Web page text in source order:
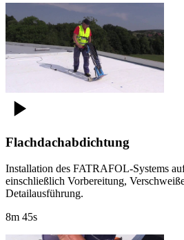
Flachdachabdichtung
Installation des FATRAFOL-Systems
einschließlich Vorbereitung,
Detailausführung.
8m 45s